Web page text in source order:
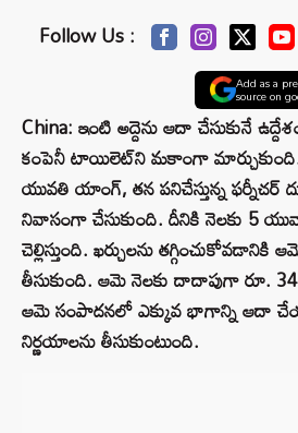
Follow Us :
Add as a
source on
China: ఇంటి అద్దెను ఆదా చేసుకునే
కంపెనీ టాయిలెట్‌ని మకాంగా మార్చుకుంది.
యువతి యాంగ్, తన పనిచేస్తున్న
నివాసంగా చేసుకుంది. దీనికి నెలకు 5
చెల్లిస్తుంది. ఖర్చులను
తీసుకుంది. ఆమె నెలకు దాదాపుగా రూ.
ఆమె సంపాదనలో ఎక్కువ భాగాన్ని ఆదా
నిర్ణయాలను తీసుకుంటుంది.